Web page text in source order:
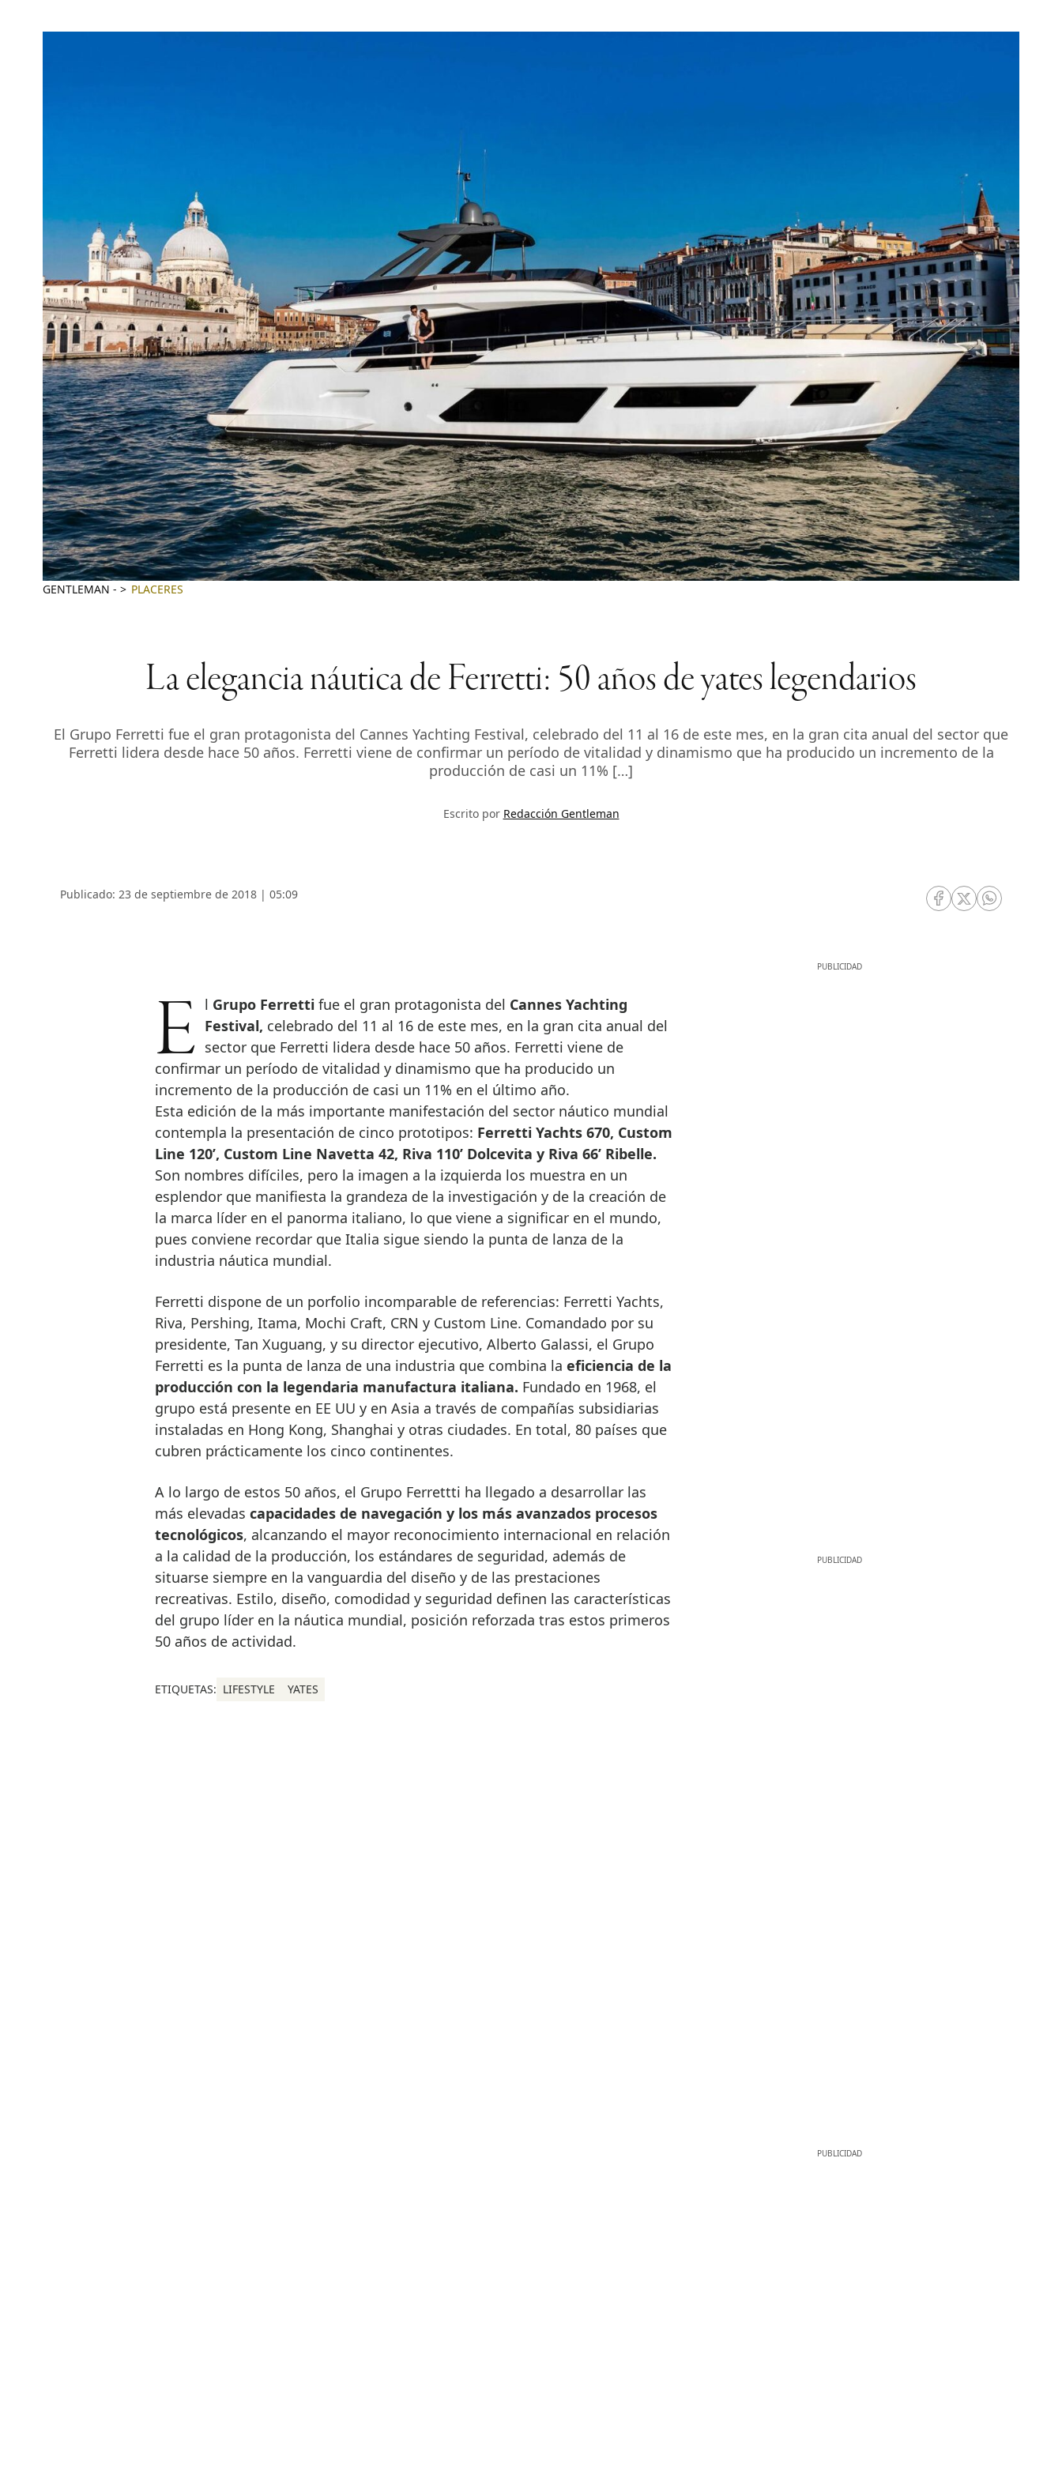
GENTLEMAN - PLACERES
La elegancia náutica de Ferretti: 50 años de yates legendarios
El Grupo Ferretti fue el gran protagonista del Cannes Yachting Festival, celebrado del 11 al 16 de este mes, en la gran cita anual del sector que
Ferretti lidera desde hace 50 años. Ferretti viene de confirmar un período de vitalidad y dinamismo que ha producido un incremento de la
producción de casi un 11% […]
Escrito por Redacción Gentleman
Publicado: 23 de septiembre de 2018 | 05:09
RRSS Facebook
RRSS Twitter
RRSS
El Grupo Ferretti fue el gran protagonista del Cannes Yachting
Festival, celebrado del 11 al 16 de este mes, en la gran cita anual del
sector que Ferretti lidera desde hace 50 años. Ferretti viene de
confirmar un período de vitalidad y dinamismo que ha producido un
incremento de la producción de casi un 11% en el último año.
Esta edición de la más importante manifestación del sector náutico mundial
contempla la presentación de cinco prototipos: Ferretti Yachts 670, Custom
Line 120’, Custom Line Navetta 42, Riva 110’ Dolcevita y Riva 66’ Ribelle.
Son nombres difíciles, pero la imagen a la izquierda los muestra en un
esplendor que manifiesta la grandeza de la investigación y de la creación de
la marca líder en el panorma italiano, lo que viene a significar en el mundo,
pues conviene recordar que Italia sigue siendo la punta de lanza de la
industria náutica mundial.
Ferretti dispone de un porfolio incomparable de referencias: Ferretti Yachts,
Riva, Pershing, Itama, Mochi Craft, CRN y Custom Line. Comandado por su
presidente, Tan Xuguang, y su director ejecutivo, Alberto Galassi, el Grupo
Ferretti es la punta de lanza de una industria que combina la eficiencia de la
producción con la legendaria manufactura italiana. Fundado en 1968, el
grupo está presente en EE UU y en Asia a través de compañías subsidiarias
instaladas en Hong Kong, Shanghai y otras ciudades. En total, 80 países que
cubren prácticamente los cinco continentes.
A lo largo de estos 50 años, el Grupo Ferrettti ha llegado a desarrollar las
más elevadas capacidades de navegación y los más avanzados procesos
tecnológicos, alcanzando el mayor reconocimiento internacional en relación
a la calidad de la producción, los estándares de seguridad, además de
situarse siempre en la vanguardia del diseño y de las prestaciones
recreativas. Estilo, diseño, comodidad y seguridad definen las características
del grupo líder en la náutica mundial, posición reforzada tras estos primeros
50 años de actividad.
ETIQUETAS: LIFESTYLE YATES